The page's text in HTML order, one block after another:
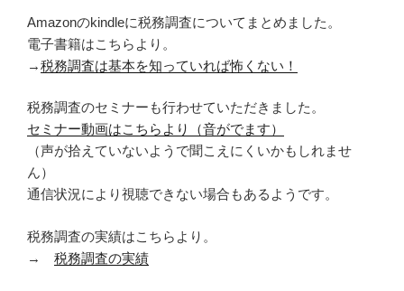
Amazonのkindleに税務調査についてまとめました。
電子書籍はこちらより。
→税務調査は基本を知っていれば怖くない！
税務調査のセミナーも行わせていただきました。
セミナー動画はこちらより（音がでます）
（声が拾えていないようで聞こえにくいかもしれませ
ん）
通信状況により視聴できない場合もあるようです。
税務調査の実績はこちらより。
→ 税務調査の実績